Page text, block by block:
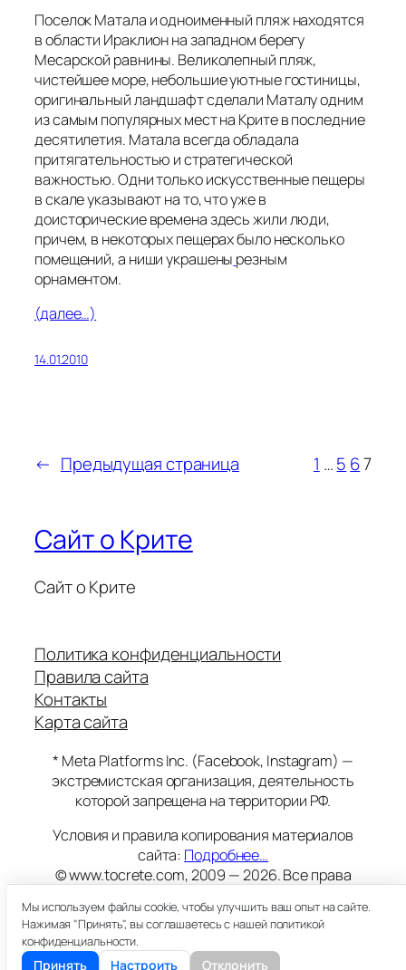
Поселок Матала и одноименный пляж находятся
в области Ираклион на западном берегу
Месарской равнины. Великолепный пляж,
чистейшее море, небольшие уютные гостиницы,
оригинальный ландшафт сделали Маталу одним
из самым популярных мест на Крите в последние
десятилетия. Матала всегда обладала
притягательностью и стратегической
важностью. Одни только искусственные пещеры
в скале указывают на то, что уже в
доисторические времена здесь жили люди,
причем, в некоторых пещерах было несколько
помещений, а ниши украшены резным
орнаментом.
(далее…)
14.01.2010
← Предыдущая страница 1 …5 67
Сайт о Крите
Сайт о Крите
Политика конфиденциальности
Правила сайта
Контакты
Карта сайта
* Meta Platforms Inc. (Facebook, Instagram) —
экстремистская организация, деятельность
которой запрещена на территории РФ.
Условия и правила копирования материалов
сайта: Подробнее…
© www.tocrete.com, 2009 — 2026. Все права
Этот сайт работает на хостингеTimeweb
18+
Мы используем файлы cookie, чтобы улучшить ваш опыт на сайте.
Нажимая "Принять", вы соглашаетесь с нашей политикой
конфиденциальности.
Принять Настроить Отклонить